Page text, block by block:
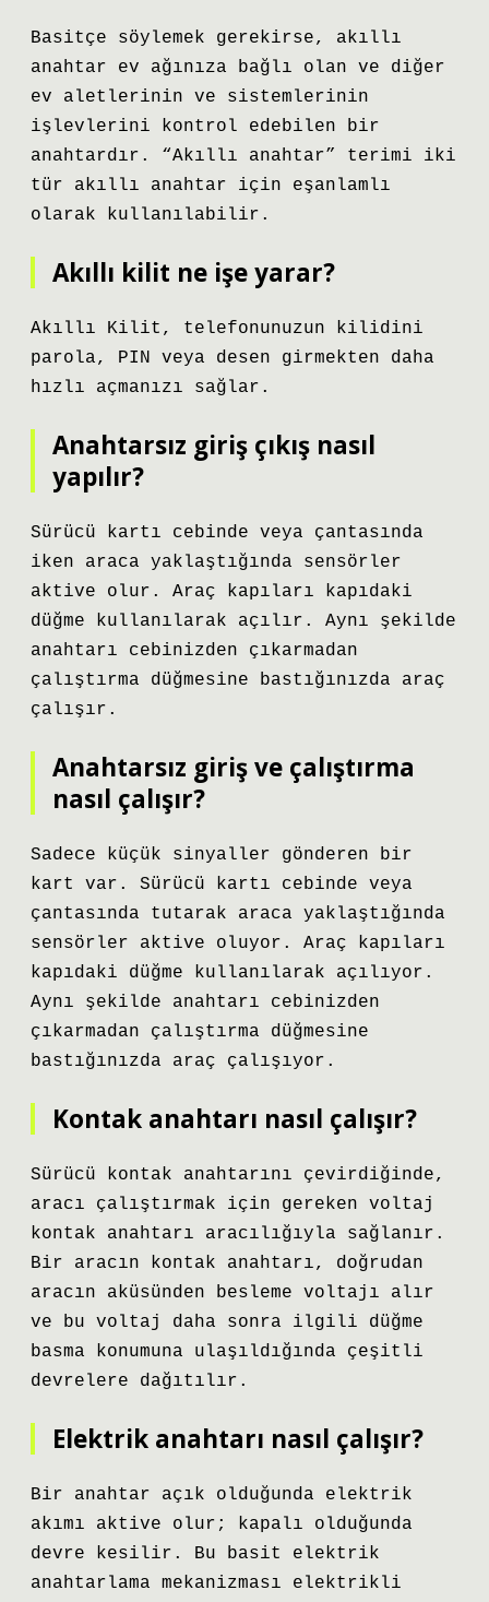
Basitçe söylemek gerekirse, akıllı
anahtar ev ağınıza bağlı olan ve diğer
ev aletlerinin ve sistemlerinin
işlevlerini kontrol edebilen bir
anahtardır. “Akıllı anahtar” terimi iki
tür akıllı anahtar için eşanlamlı
olarak kullanılabilir.
Akıllı kilit ne işe yarar?
Akıllı Kilit, telefonunuzun kilidini
parola, PIN veya desen girmekten daha
hızlı açmanızı sağlar.
Anahtarsız giriş çıkış nasıl
yapılır?
Sürücü kartı cebinde veya çantasında
iken araca yaklaştığında sensörler
aktive olur. Araç kapıları kapıdaki
düğme kullanılarak açılır. Aynı şekilde
anahtarı cebinizden çıkarmadan
çalıştırma düğmesine bastığınızda araç
çalışır.
Anahtarsız giriş ve çalıştırma
nasıl çalışır?
Sadece küçük sinyaller gönderen bir
kart var. Sürücü kartı cebinde veya
çantasında tutarak araca yaklaştığında
sensörler aktive oluyor. Araç kapıları
kapıdaki düğme kullanılarak açılıyor.
Aynı şekilde anahtarı cebinizden
çıkarmadan çalıştırma düğmesine
bastığınızda araç çalışıyor.
Kontak anahtarı nasıl çalışır?
Sürücü kontak anahtarını çevirdiğinde,
aracı çalıştırmak için gereken voltaj
kontak anahtarı aracılığıyla sağlanır.
Bir aracın kontak anahtarı, doğrudan
aracın aküsünden besleme voltajı alır
ve bu voltaj daha sonra ilgili düğme
basma konumuna ulaşıldığında çeşitli
devrelere dağıtılır.
Elektrik anahtarı nasıl çalışır?
Bir anahtar açık olduğunda elektrik
akımı aktive olur; kapalı olduğunda
devre kesilir. Bu basit elektrik
anahtarlama mekanizması elektrikli